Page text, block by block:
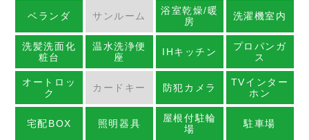
ベランダ サンルーム
浴室乾燥/暖
房
洗濯機室内
洗髪洗面化
粧台
温水洗浄便
座
IHキッチン
プロパンガ
ス
オートロッ
ク
カードキー 防犯カメラ
TVインター
ホン
宅配BOX 照明器具
屋根付駐輪
場
駐車場